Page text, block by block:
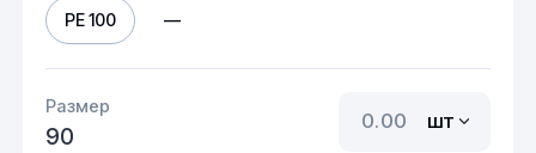
PE 100 —
Размер
90
шт